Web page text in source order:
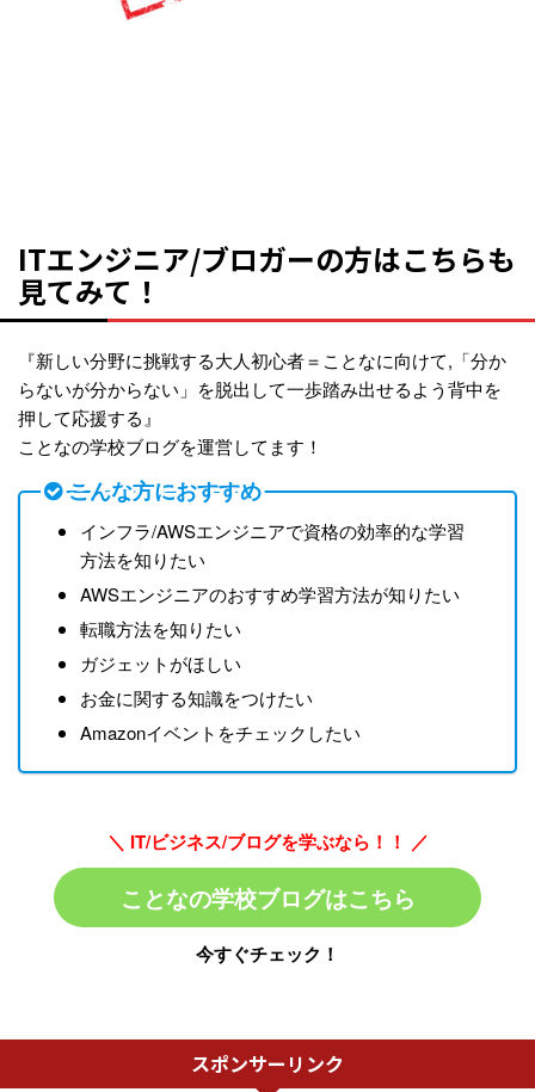
ITエンジニア/ブロガーの方はこちらも
見てみて！
『新しい分野に挑戦する大人初心者＝ことなに向けて,「分か
らないが分からない」を脱出して一歩踏み出せるよう背中を
押して応援する』
ことなの学校ブログを運営してます！
こんな方におすすめ
インフラ/AWSエンジニアで資格の効率的な学習
方法を知りたい
AWSエンジニアのおすすめ学習方法が知りたい
転職方法を知りたい
ガジェットがほしい
お金に関する知識をつけたい
Amazonイベントをチェックしたい
＼ IT/ビジネス/ブログを学ぶなら！！ ／
ことなの学校ブログはこちら
今すぐチェック！
スポンサーリンク